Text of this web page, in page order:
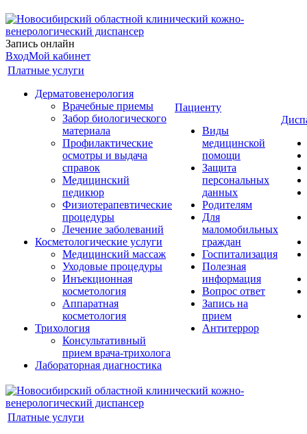
Запись онлайн
ВходМой кабинет
Платные услуги
Дерматовенерология
Врачебные приемы
Забор биологического
материала
Профилактические
осмотры и выдача
справок
Медицинский
педикюр
Физиотерапевтические
процедуры
Лечение заболеваний
Косметологические услуги
Медицинский массаж
Уходовые процедуры
Инъекционная
косметология
Аппаратная
косметология
Трихология
Консультативный
прием врача-трихолога
Лабораторная диагностика
Пациенту
Виды
медицинской
помощи
Защита
персональных
данных
Родителям
Для
маломобильных
граждан
Госпитализация
Полезная
информация
Вопрос ответ
Запись на
прием
Антитеррор
Платные услуги